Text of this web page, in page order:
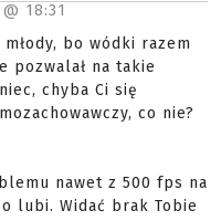
18:31
bo wódki razem
pozwalał na takie
chyba Ci się
co nie?
nawet z 500 fps na
lubi. Widać brak Tobie